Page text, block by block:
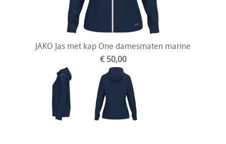
JAKO Jas met kap One damesmaten marine
€ 50,00